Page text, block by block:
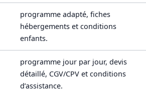
programme adapté, fiches
hébergements et conditions
enfants.
programme jour par jour, devis
détaillé, CGV/CPV et conditions
d’assistance.